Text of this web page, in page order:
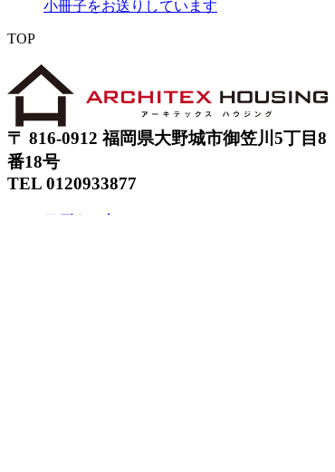
小冊子をお送りしています
TOP
〒 816-0912 福岡県大野城市御笠川5丁目8
番18号
TEL 0120933877
モデルハウス